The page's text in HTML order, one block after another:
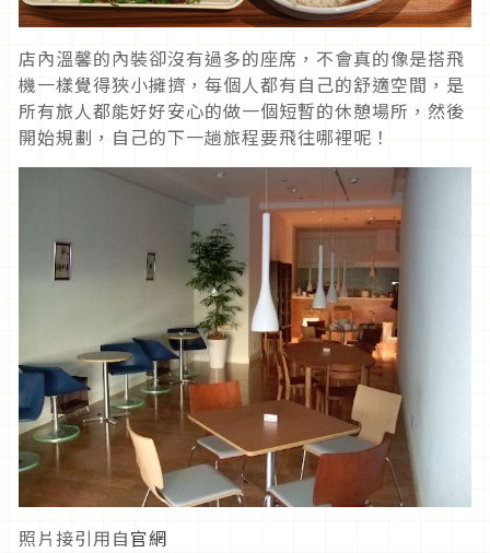
店內溫馨的內裝卻沒有過多的座席，不會真的像是搭飛
機一樣覺得狹小擁擠，每個人都有自己的舒適空間，是
所有旅人都能好好安心的做一個短暫的休憩場所，然後
開始規劃，自己的下一趟旅程要飛往哪裡呢！
照片接引用自官網